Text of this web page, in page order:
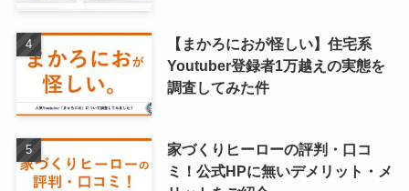
【まかろにおが怪しい】住宅系
Youtuber登録者1万越えの実態を
調査してみた件
家づくりヒーローの評判・口コ
ミ！公式HPに無いデメリット・メ